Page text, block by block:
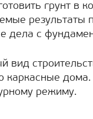
грунт в
результаты
дела с
вид
каркасные
режиму.